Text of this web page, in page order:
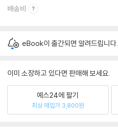
배송비
eBook이 출간되면 알려드립니다.
이미 소장하고 있다면 판매해 보세요.
예스24에 팔기
최상 매입가 3,800원